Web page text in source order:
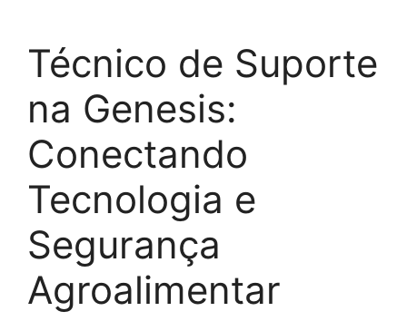
Técnico de Suporte
na Genesis:
Conectando
Tecnologia e
Segurança
Agroalimentar